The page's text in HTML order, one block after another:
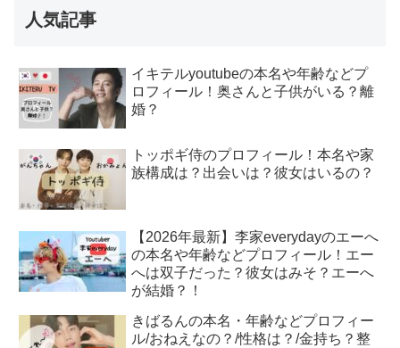
人気記事
イキテルyoutubeの本名や年齢などプ
ロフィール！奥さんと子供がいる？離
婚？
トッポギ侍のプロフィール！本名や家
族構成は？出会いは？彼女はいるの？
【2026年最新】李家everydayのエーへ
の本名や年齢などプロフィール！エー
へは双子だった？彼女はみそ？エーへ
が結婚？！
きばるんの本名・年齢などプロフィー
ル/おねえなの？/性格は？/金持ち？整